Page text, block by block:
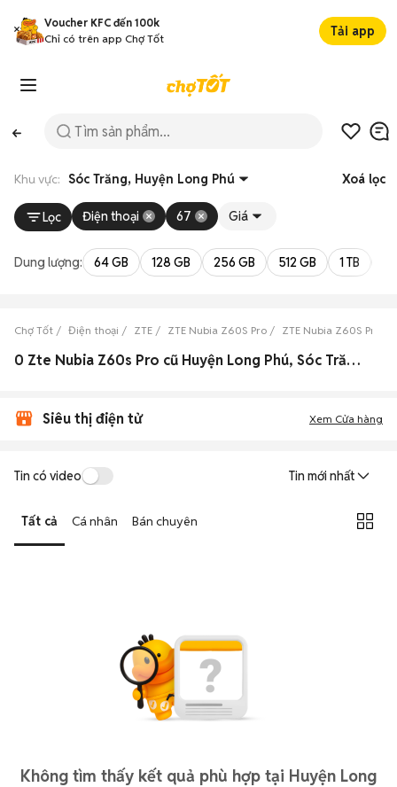
Voucher KFC đến 100k
Chỉ có trên app Chợ Tốt
Tải app
Khu vực: Sóc Trăng, Huyện Long Phú Xoá lọc
Lọc Điện thoại 67 Giá
Dung lượng: 64 GB 128 GB 256 GB 512 GB 1 TB
Chợ Tốt Điện thoại ZTE ZTE Nubia Z60S Pro ZTE Nubia Z60S Pro
0 Zte Nubia Z60s Pro cũ Huyện Long Phú, Sóc Trăng đẹp
Siêu thị điện tử Xem Cửa hàng
Tin có video Tin mới nhất
Tất cả Cá nhân Bán chuyên
Không tìm thấy kết quả phù hợp tại Huyện Long